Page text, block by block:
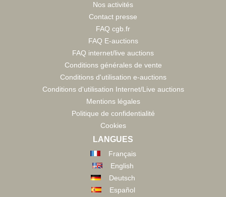
Nos activités
Contact presse
FAQ cgb.fr
FAQ E-auctions
FAQ internet/live auctions
Conditions générales de vente
Conditions d'utilisation e-auctions
Conditions d'utilisation Internet/Live auctions
Mentions légales
Politique de confidentialité
Cookies
LANGUES
Français
English
Deutsch
Español